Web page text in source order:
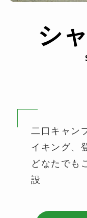
シ
二口キャン
イキング、
どなたでも
設